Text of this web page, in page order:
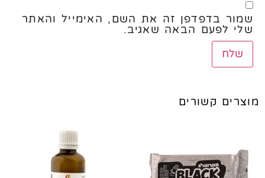
שמור בדפדפן זה את השם, האימייל והאתר
שלי לפעם הבאה שאגיב.
מוצרים קשורים